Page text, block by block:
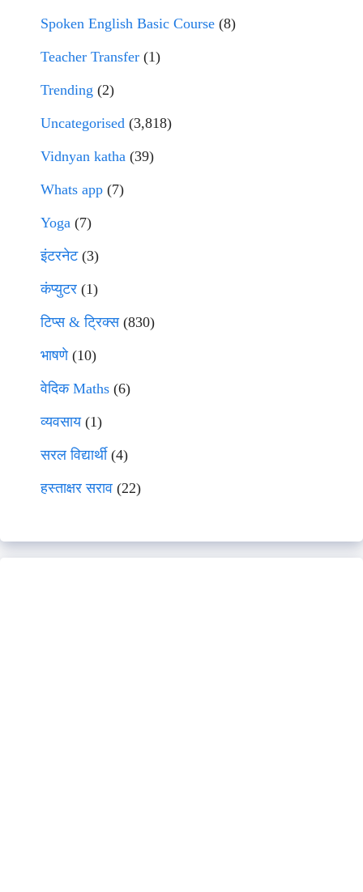
Spoken English Basic Course (8)
Teacher Transfer (1)
Trending (2)
Uncategorised (3,818)
Vidnyan katha (39)
Whats app (7)
Yoga (7)
इंटरनेट(3)
कंप्युटर (1)
टिप्स & ट्रिक्स(830)
भाषणे(10)
वेदिक Maths (6)
व्यवसाय(1)
सरल विद्यार्थी(4)
हस्ताक्षर सराव (22)